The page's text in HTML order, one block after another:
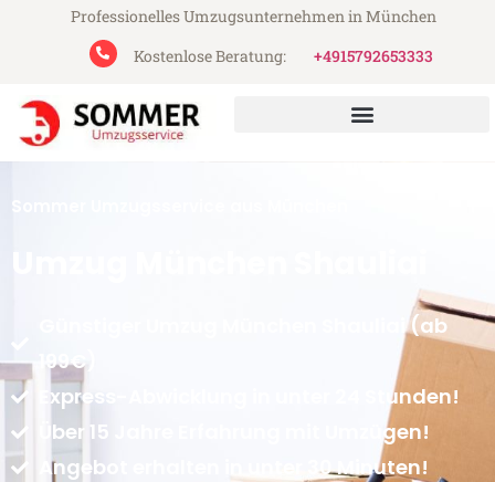
Professionelles Umzugsunternehmen in München
Kostenlose Beratung:
+4915792653333
Günstiger Umzug München Shauliai (ab
199€)
Express-Abwicklung in unter 24 Stunden!
Über 15 Jahre Erfahrung mit Umzügen!
Angebot erhalten in unter 30 Minuten!